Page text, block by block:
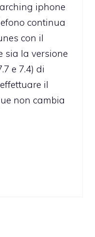
iphone
continua
con il
sia la versione
e 7.4) di
il
non cambia